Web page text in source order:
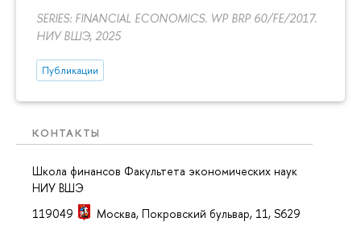
SERIES: FINANCIAL ECONOMICS. WP BRP 60/FE/2017.
НИУ ВШЭ, 2025
Публикации
КОНТАКТЫ
Школа финансов Факультета экономических наук
НИУ ВШЭ
119049
Москва, Покровский бульвар, 11, S629